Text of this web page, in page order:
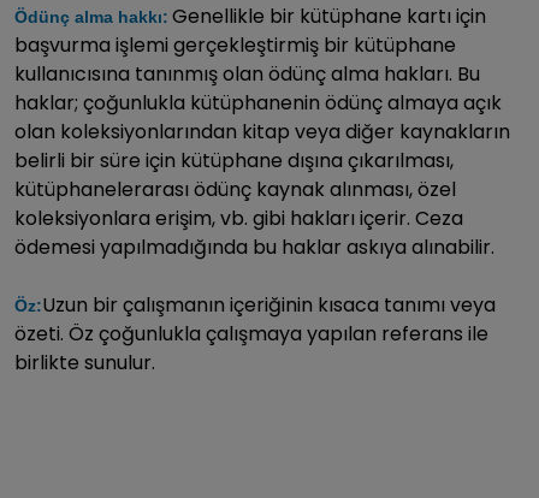
Ödünç alma hakkı: Genellikle bir kütüphane kartı için
başvurma işlemi gerçekleştirmiş bir kütüphane
kullanıcısına tanınmış olan ödünç alma hakları. Bu
haklar; çoğunlukla kütüphanenin ödünç almaya açık
olan koleksiyonlarından kitap veya diğer kaynakların
belirli bir süre için kütüphane dışına çıkarılması,
kütüphanelerarası ödünç kaynak alınması, özel
koleksiyonlara erişim, vb. gibi hakları içerir. Ceza
ödemesi yapılmadığında bu haklar askıya alınabilir.
Öz:Uzun bir çalışmanın içeriğinin kısaca tanımı veya
özeti. Öz çoğunlukla çalışmaya yapılan referans ile
birlikte sunulur.